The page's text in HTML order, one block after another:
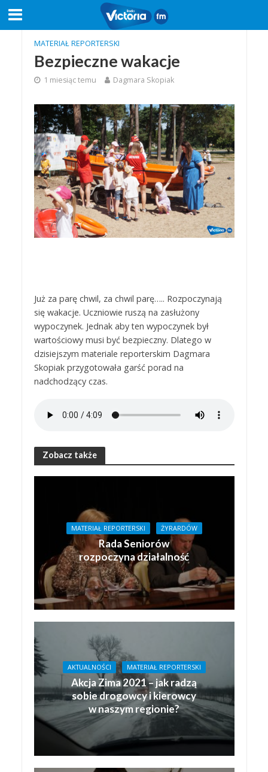
MATERIAŁ REPORTERSKI
Bezpieczne wakacje
1 miesiąc temu Dagmara Skopiak
Już za parę chwil, za chwil parę….. Rozpoczynają
się wakacje. Uczniowie ruszą na zasłużony
wypoczynek. Jednak aby ten wypoczynek był
wartościowy musi być bezpieczny. Dlatego w
dzisiejszym materiale reporterskim Dagmara
Skopiak przygotowała garść porad na
nadchodzący czas.
Zobacz także
MATERIAŁ REPORTERSKI ŻYRARDÓW
Rada Seniorów
rozpoczyna działalność
AKTUALNOŚCI MATERIAŁ REPORTERSKI
Akcja Zima 2021 – jak radzą
sobie drogowcy i kierowcy
w naszym regionie?